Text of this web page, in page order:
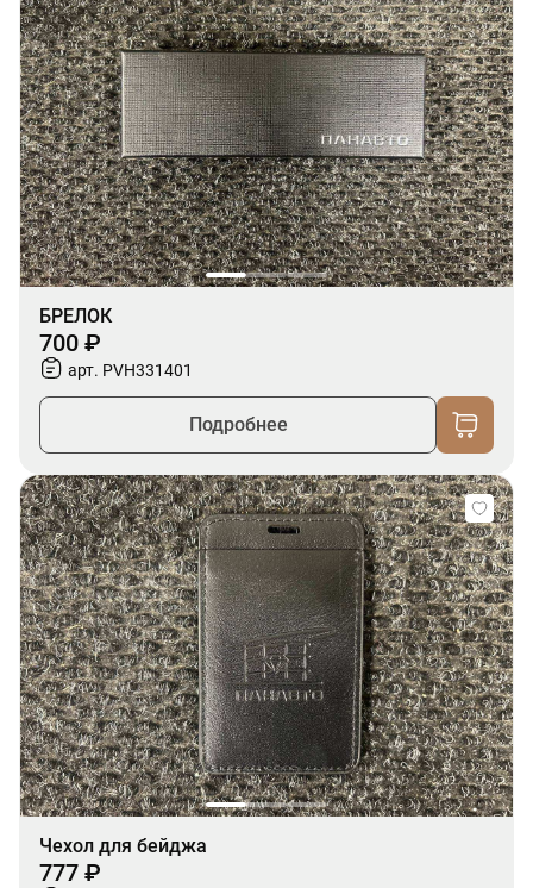
БРЕЛОК
700 ₽
арт. PVH331401
Подробнее
Чехол для бейджа
777 ₽